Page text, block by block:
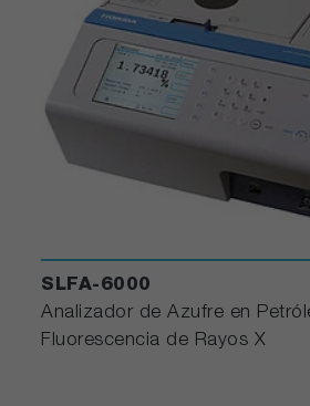
SLFA-6000
Analizador de Azufre en
Fluorescencia de Rayos X